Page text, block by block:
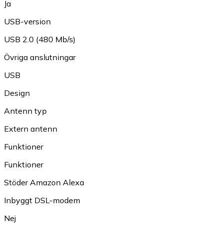
Ja
USB-version
USB 2.0 (480 Mb/s)
Övriga anslutningar
USB
Design
Antenn typ
Extern antenn
Funktioner
Funktioner
Stöder Amazon Alexa
Inbyggt DSL-modem
Nej